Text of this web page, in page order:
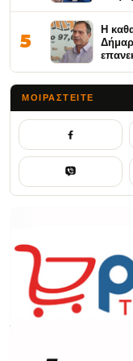
5
Η
ΜΟΙΡΑΣΤΕΊΤΕ